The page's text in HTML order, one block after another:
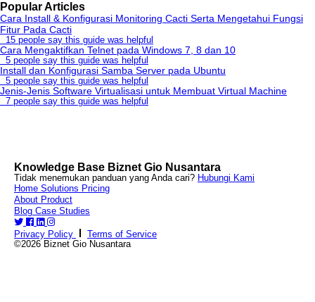
Popular Articles
Cara Install & Konfigurasi Monitoring Cacti Serta Mengetahui Fungsi
Fitur Pada Cacti
15 people say this guide was helpful
Cara Mengaktifkan Telnet pada Windows 7, 8 dan 10
5 people say this guide was helpful
Install dan Konfigurasi Samba Server pada Ubuntu
5 people say this guide was helpful
Jenis-Jenis Software Virtualisasi untuk Membuat Virtual Machine
7 people say this guide was helpful
Knowledge Base Biznet Gio Nusantara
Tidak menemukan panduan yang Anda cari? Hubungi Kami
Home Solutions Pricing
About Product
Blog Case Studies
Privacy Policy
Terms of Service
©2026 Biznet Gio Nusantara